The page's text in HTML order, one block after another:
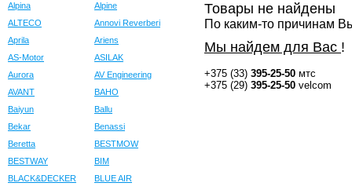
Alpina
Alpine
ALTECO
Annovi Reverberi
Aprila
Ariens
AS-Motor
ASILAK
Aurora
AV Engineering
AVANT
BAHO
Baiyun
Ballu
Bekar
Benassi
Beretta
BESTMOW
BESTWAY
BIM
BLACK&DECKER
BLUE AIR
Товары не найдены
По каким-то причинам
Мы найдем для Вас !
+375 (33) 395-25-50 мтс
+375 (29) 395-25-50 velcom